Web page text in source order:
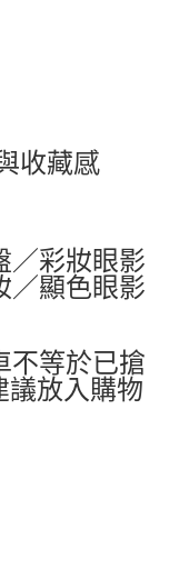
收藏感
／彩妝眼影
／顯色眼影
不等於已搶
議放入購物